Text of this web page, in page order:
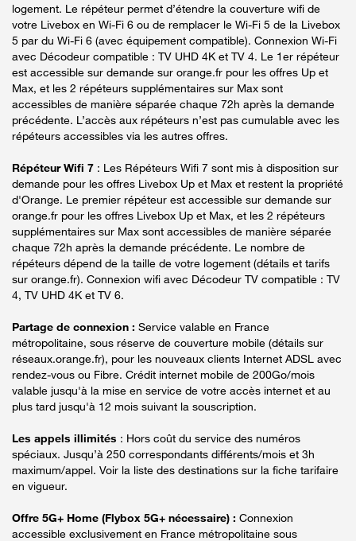
logement. Le répéteur permet d’étendre la couverture wifi de
votre Livebox en Wi-Fi 6 ou de remplacer le Wi-Fi 5 de la Livebox
5 par du Wi-Fi 6 (avec équipement compatible). Connexion Wi-Fi
avec Décodeur compatible : TV UHD 4K et TV 4. Le 1er répéteur
est accessible sur demande sur orange.fr pour les offres Up et
Max, et les 2 répéteurs supplémentaires sur Max sont
accessibles de manière séparée chaque 72h après la demande
précédente. L’accès aux répéteurs n’est pas cumulable avec les
répéteurs accessibles via les autres offres.
Répéteur Wifi 7 : Les Répéteurs Wifi 7 sont mis à disposition sur
demande pour les offres Livebox Up et Max et restent la propriété
d'Orange. Le premier répéteur est accessible sur demande sur
orange.fr pour les offres Livebox Up et Max, et les 2 répéteurs
supplémentaires sur Max sont accessibles de manière séparée
chaque 72h après la demande précédente. Le nombre de
répéteurs dépend de la taille de votre logement (détails et tarifs
sur orange.fr). Connexion wifi avec Décodeur TV compatible : TV
4, TV UHD 4K et TV 6.
Partage de connexion : Service valable en France
métropolitaine, sous réserve de couverture mobile (détails sur
réseaux.orange.fr), pour les nouveaux clients Internet ADSL avec
rendez-vous ou Fibre. Crédit internet mobile de 200Go/mois
valable jusqu'à la mise en service de votre accès internet et au
plus tard jusqu'à 12 mois suivant la souscription.
Les appels illimités : Hors coût du service des numéros
spéciaux. Jusqu’à 250 correspondants différents/mois et 3h
maximum/appel. Voir la liste des destinations sur la fiche tarifaire
en vigueur.
Offre 5G+ Home (Flybox 5G+ nécessaire) : Connexion
accessible exclusivement en France métropolitaine sous